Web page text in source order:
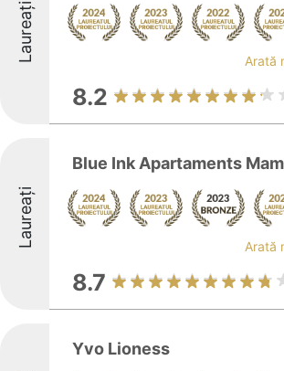
Laureați Arată
8.2
Laureați
Blue Ink Apartaments
Arată
8.7
Yvo Lioness